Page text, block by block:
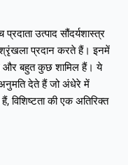
उत्पाद सौंदर्यशास्त्र
प्रदान करते हैं। इनमें
और बहुत कुछ शामिल हैं। ये
अनुमति देते हैं जो अंधेरे में
की एक अतिरिक्त